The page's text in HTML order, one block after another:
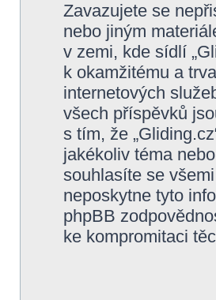
Zavazujete se
nebo jiným
v zemi, kde sídlí
k okamžitému a
internetových
všech příspěvků
s tím, že
jakékoliv téma
souhlasíte se
neposkytne tyto
phpBB
ke kompromitaci